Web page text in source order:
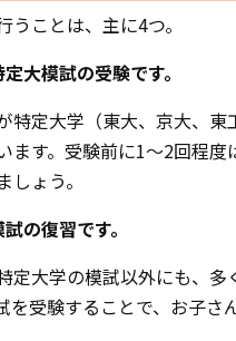
うことは、主に4つ。
大模試の受験です。
特定大学（東大、京大、東
ます。受験前に1〜2回程度
しょう。
の復習です。
定大学の模試以外にも、多
を受験することで、お子さ